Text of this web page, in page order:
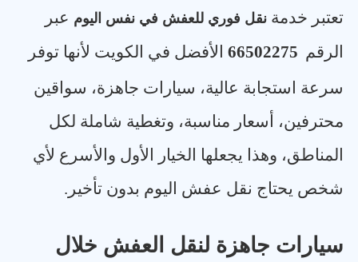
تعتبر خدمة نقل فوري للعفش في نفس اليوم عبر
الرقم 66502275 الأفضل في الكويت لأنها توفر
سرعة استجابة عالية، سيارات جاهزة، سواقين
محترفين، أسعار مناسبة، وتغطية شاملة لكل
المناطق، وهذا يجعلها الخيار الأول والأسرع لأي
شخص يحتاج نقل عفش اليوم بدون تأخير .
سيارات جاهزة لنقل العفش خلال